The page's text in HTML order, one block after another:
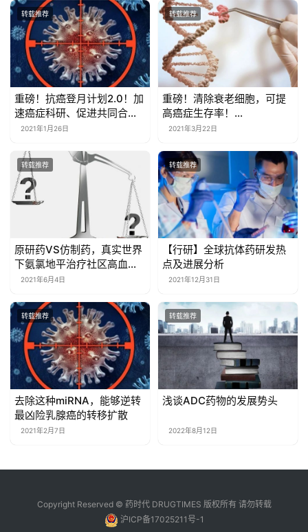
转载推荐
重磅！抗癌登月计划2.0！加
速癌症科研、促进共同合
作、改善数据共享！免疫疗
2021年1月26日
转载推荐
重磅！清除衰老细胞，可提
高癌症生存率！
《Cancers》研究揭开衰老
2021年3月22日
转载推荐
原研药VS仿制药，真实世界
下氨氯地平治疗社区高血压
有效性分析
2021年6月4日
转载推荐
【行研】全球抗体药研发热
点及进展分析
2021年12月31日
转载推荐
去除这种miRNA，能够逆转
最凶险乳腺癌的转移扩散
2021年2月7日
转载推荐
浅谈ADC药物的发展势头
2022年8月12日
Copyright Reserved © 药时代 DRUGTIMES 版权所有 请勿转载
沪ICP备17025211号-1